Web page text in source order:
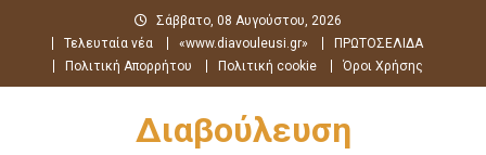
περιεχόμενο
Σάββατο, 08 Αυγούστου, 2026
Τελευταία νέα
«www.diavouleusi.gr»
ΠΡΩΤΟΣΕΛΙΔΑ
Πολιτική Απορρήτου
Πολιτική cookie Όροι Χρήσης
Διαβούλευση